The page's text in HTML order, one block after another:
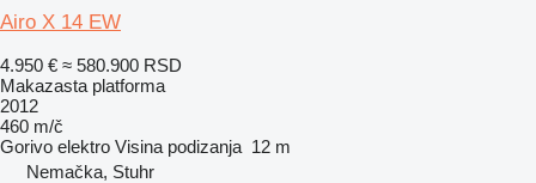
Airo X 14 EW
4.950 € ≈ 580.900 RSD
Makazasta platforma
2012
460 m/č
Gorivo elektro Visina podizanja 12 m
Nemačka, Stuhr